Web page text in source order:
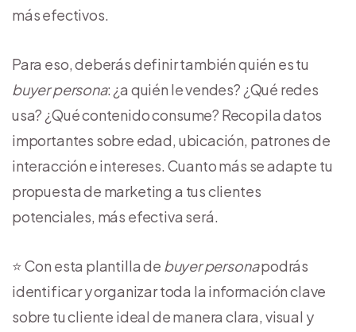
más efectivos.
Para eso, deberás definir también quién es tu
buyer persona: ¿a quién le vendes? ¿Qué redes
usa? ¿Qué contenido consume? Recopila datos
importantes sobre edad, ubicación, patrones de
interacción e intereses. Cuanto más se adapte tu
propuesta de marketing a tus clientes
potenciales, más efectiva será.
⭐ Con esta plantilla de buyer personapodrás
identificar y organizar toda la información clave
sobre tu cliente ideal de manera clara, visual y